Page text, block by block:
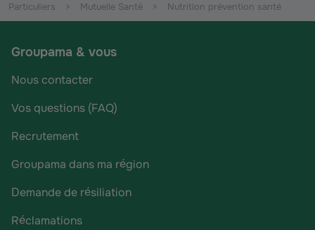
Particuliers Mutuelle Santé Nutrition prévention santé
Groupama & vous
Nous contacter
Vos questions (FAQ)
Recrutement
Groupama dans ma région
Demande de résiliation
Réclamations